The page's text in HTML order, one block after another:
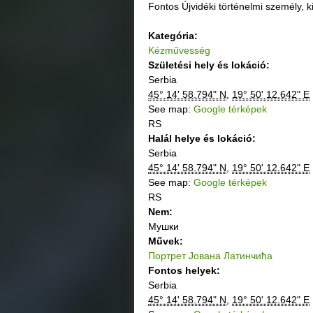
Fontos Újvidéki történelmi személy,
Kategória:
Kézművesség
Születési hely és lokáció:
Serbia
45° 14' 58.794" N
19° 50' 12.642" E
See map: Google térképek
RS
Halál helye és lokáció:
Serbia
45° 14' 58.794" N
19° 50' 12.642" E
See map: Google térképek
RS
Nem:
Мушки
Művek:
Портрет Јована Латинчића
Fontos helyek:
Serbia
45° 14' 58.794" N
19° 50' 12.642" E